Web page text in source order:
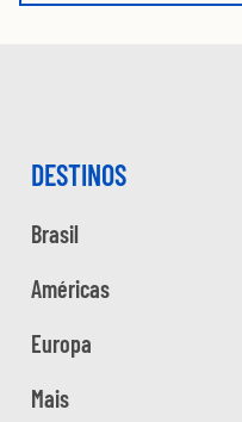
DESTINOS
Brasil
Américas
Europa
Mais